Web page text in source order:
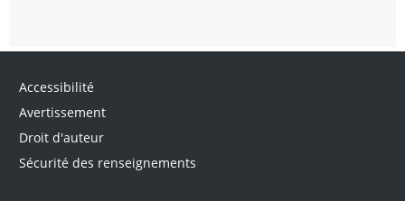
Accessibilité
Avertissement
Droit d'auteur
Sécurité des renseignements